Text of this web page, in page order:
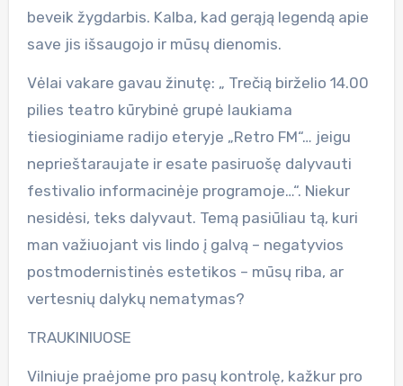
beveik žygdarbis. Kalba, kad gerąją legendą apie
save jis išsaugojo ir mūsų dienomis.
Vėlai vakare gavau žinutę: „ Trečią birželio 14.00
pilies teatro kūrybinė grupė laukiama
tiesioginiame radijo eteryje „Retro FM“… jeigu
neprieštaraujate ir esate pasiruošę dalyvauti
festivalio informacinėje programoje…“. Niekur
nesidėsi, teks dalyvaut. Temą pasiūliau tą, kuri
man važiuojant vis lindo į galvą – negatyvios
postmodernistinės estetikos – mūsų riba, ar
vertesnių dalykų nematymas?
TRAUKINIUOSE
Vilniuje praėjome pro pasų kontrolę, kažkur pro